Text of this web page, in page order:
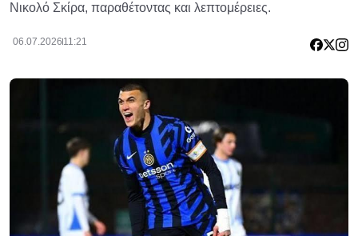
Νικολό Σκίρα, παραθέτοντας και λεπτομέρειες.
06.07.2026 11:21